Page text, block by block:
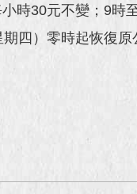
時30元不變；9時
四）零時起恢復原